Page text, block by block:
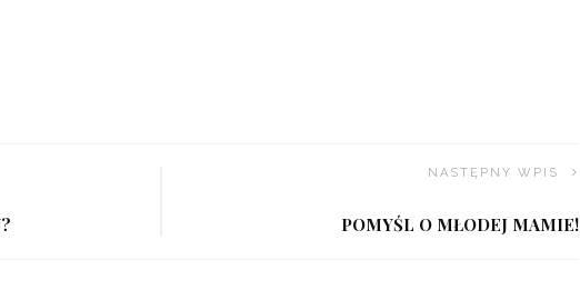
NASTĘPNY WPIS
POMYŚL O MŁODEJ MAMIE!